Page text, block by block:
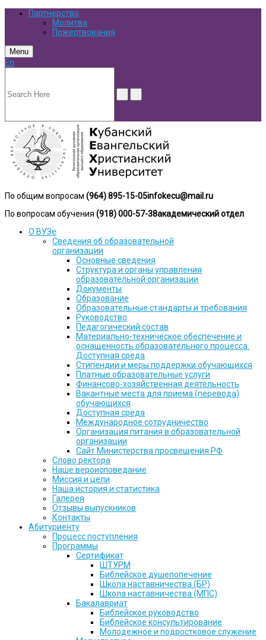
Партнерство
Молитва
Пожертвования
Menu
En
По общим вопросам (964) 895-15-05infokecu@mail.ru
По вопросам обучения (918) 000-57-38академический отдел
О ВУЗе
Сведения об образовательной
организации
Основные сведения
Структура и органы управления
образовательной организации
Документы
Образование
Образовательные стандарты и требования
Руководство
Педагогический состав
Материально-техническое обеспечение и
оснащенность образовательного процесса.
Доступная среда
Стипендии и меры поддержки обучающихся
Платные образовательные услуги
Финансово-хозяйственная деятельность
Вакантные места для приема (перевода)
обучающихся
Доступная среда
Международное сотрудничество
Организация питания в образовательной
организации
Сайт Министерства просвещения РФ
Слово ректора
Наше вероисповедание
Миссия и цели
Наша история и статистика
Галерея
Отзывы выпускников
Контакты
Абитуриенту
Процесс поступления
Программы
Сертификат
ШТУРМ
Библейское душепопечение
Школа наставничества (БР)
Школа наставничества (МПС)
Бакалавриат
Библейское руководство
Библейское консультирование
Молодежное и подростковое служение